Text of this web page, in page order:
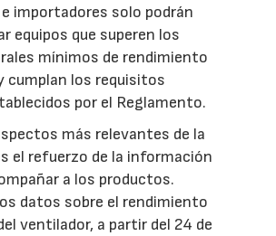
importadores solo podrán
equipos que superen los
mínimos de rendimiento
cumplan los requisitos
por el Reglamento.
más relevantes de la
el refuerzo de la información
a los productos.
datos sobre el rendimiento
ventilador, a partir del 24 de